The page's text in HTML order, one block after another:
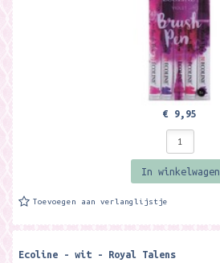
€ 9,95
In winkelwagen
Toevoegen aan verlanglijstje
Ecoline - wit - Royal Talens